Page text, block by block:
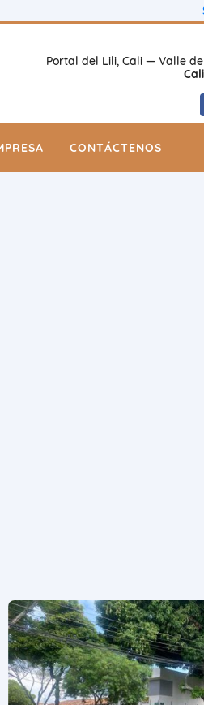
Portal del Lili, Cali — Valle
CONTÁCTENOS